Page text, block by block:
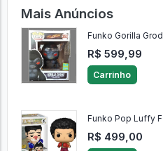
Mais Anúncios
Funko Gorilla
R$ 599,99
Carrinho
Funko Pop Luffy
R$ 499,00